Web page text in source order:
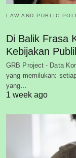
LAW AND PUBLIC
Di Balik Frasa
Kebijakan
GRB Project - Data
yang memilukan:
yang…
1 week ago